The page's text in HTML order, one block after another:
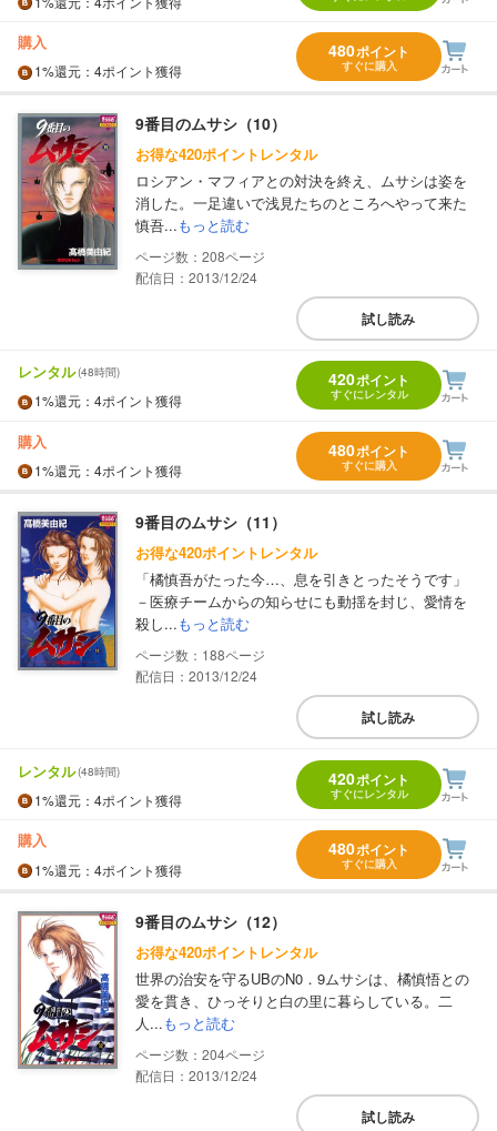
購入
1%還元 ：4ポイント獲得
480ポイント
すぐに購入
9番目のムサシ（10）
お得な420ポイントレンタル
ロシアン・マフィアとの対決を終え、ムサシは姿を
消した。一足違いで浅見たちのところへやって来た
慎吾...もっと読む
208
配信日：2013/12/24
試し読み
レンタル(48時間)
1%還元 ：4ポイント獲得
420ポイント
すぐにレンタル
購入
1%還元 ：4ポイント獲得
480ポイント
すぐに購入
9番目のムサシ（11）
お得な420ポイントレンタル
「橘慎吾がたった今…、息を引きとったそうです」
－医療チームからの知らせにも動揺を封じ、愛情を
殺し...もっと読む
188
配信日：2013/12/24
試し読み
レンタル(48時間)
1%還元 ：4ポイント獲得
420ポイント
すぐにレンタル
購入
1%還元 ：4ポイント獲得
480ポイント
すぐに購入
9番目のムサシ（12）
お得な420ポイントレンタル
世界の治安を守るUBのN0．9ムサシは、橘慎悟との
愛を貫き、ひっそりと白の里に暮らしている。二
人...もっと読む
204
配信日：2013/12/24
試し読み